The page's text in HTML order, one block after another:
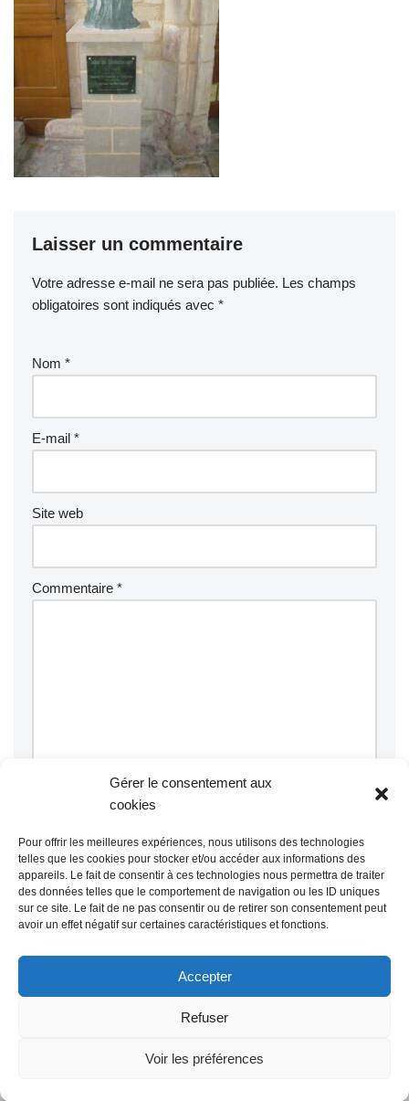
Gérer le consentement aux
cookies
Pour offrir les meilleures expériences, nous utilisons des technologies
telles que les cookies pour stocker et/ou accéder aux informations des
appareils. Le fait de consentir à ces technologies nous permettra de traiter
des données telles que le comportement de navigation ou les ID uniques
sur ce site. Le fait de ne pas consentir ou de retirer son consentement peut
avoir un effet négatif sur certaines caractéristiques et fonctions.
Accepter
Refuser
Voir les préférences
Laisser un commentaire
Votre adresse e-mail ne sera pas publiée. Les champs
obligatoires sont indiqués avec *
Nom *
E-mail *
Site web
Commentaire *
Ce site utilise Akismet pour réduire les indésirables.En savoir
plus sur la façon dont les données de vos commentaires sont
traitées
@ Mairie de Grainville la Teinturière
Site propulsé par Tambour de Ville
@Grainville-la-teinturierementions légales